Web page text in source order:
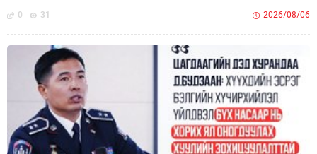
0 31 2026/08/06